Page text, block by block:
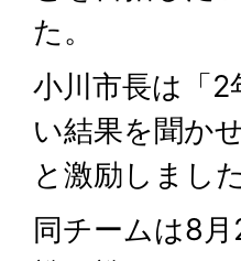
た。
小川市長は「
い結果を聞か
と激励しました
同チームは8